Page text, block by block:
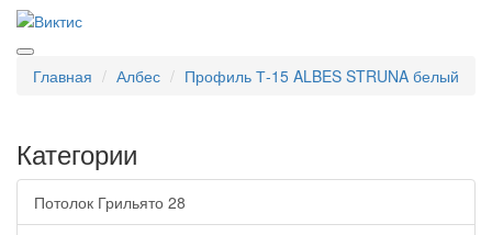
Главная Албес Профиль Т-15 ALBES STRUNA белый
Категории
Потолок Грильято 28